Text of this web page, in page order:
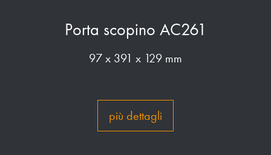
Porta scopino AC261
97 x 391 x 129 mm
più dettagli